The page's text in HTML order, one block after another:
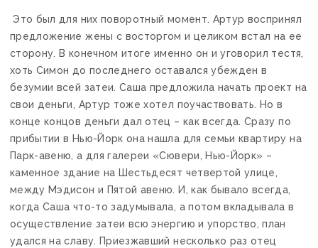
Это был для них поворотный момент. Артур воспринял
предложение жены с восторгом и целиком встал на ее
сторону. В конечном итоге именно он и уговорил тестя,
хоть Симон до последнего оставался убежден в
безумии всей затеи. Саша предложила начать проект на
свои деньги, Артур тоже хотел поучаствовать. Но в
конце концов деньги дал отец – как всегда. Сразу по
прибытии в Нью-Йорк она нашла для семьи квартиру на
Парк-авеню, а для галереи «Сювери, Нью-Йорк» –
каменное здание на Шестьдесят четвертой улице,
между Мэдисон и Пятой авеню. И, как бывало всегда,
когда Саша что-то задумывала, а потом вкладывала в
осуществление затеи всю энергию и упорство, план
удался на славу. Приезжавший несколько раз отец